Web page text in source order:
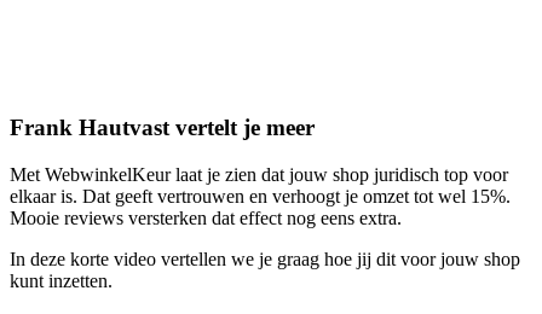
Frank Hautvast vertelt je meer
Met WebwinkelKeur laat je zien dat jouw shop juridisch top voor
elkaar is. Dat geeft vertrouwen en verhoogt je omzet tot wel 15%.
Mooie reviews versterken dat effect nog eens extra.
In deze korte video vertellen we je graag hoe jij dit voor jouw shop
kunt inzetten.